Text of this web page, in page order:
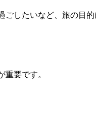
したいなど、旅の目
要です。